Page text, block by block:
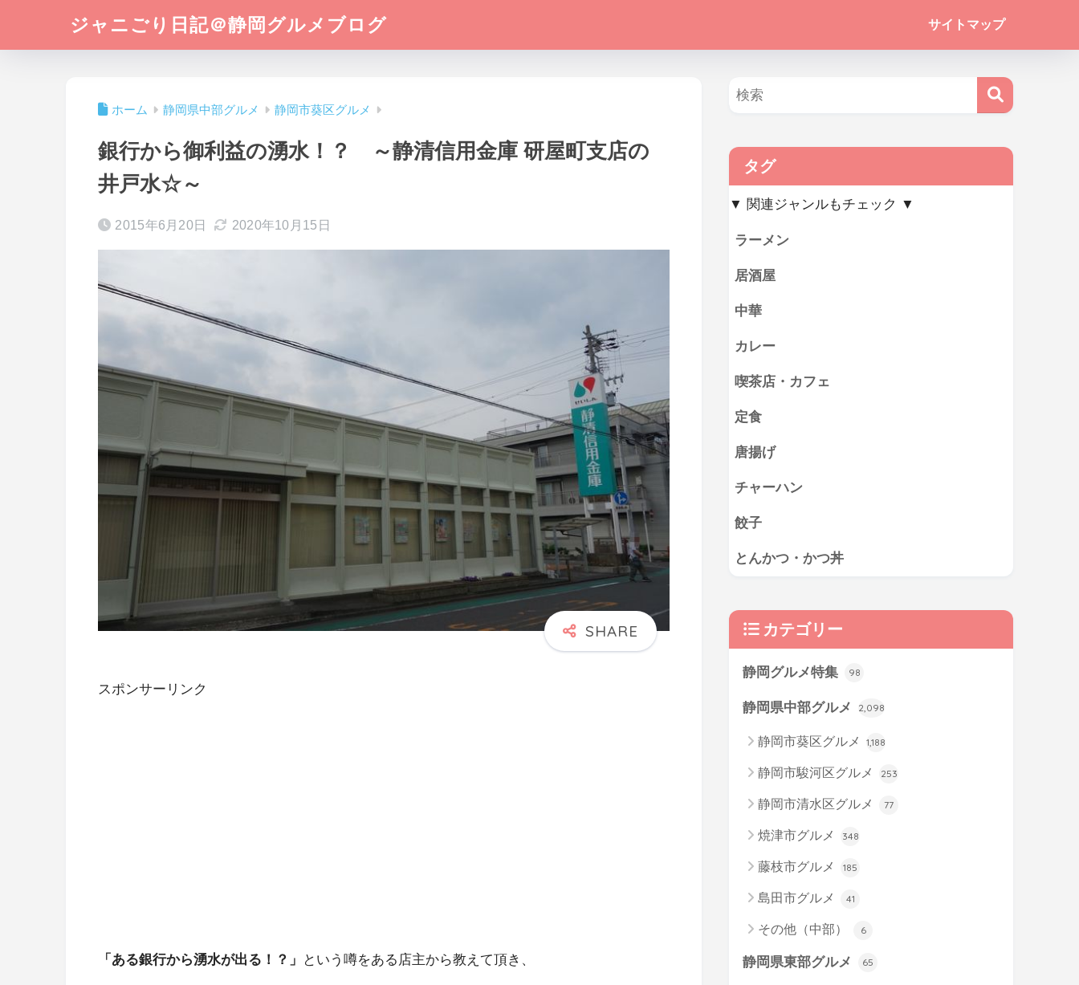
ジャニごり日記＠静岡グルメブログ サイトマップ
ホーム 静岡県中部グルメ 静岡市葵区グルメ
銀行から御利益の湧水！？ ～静清信用金庫 研屋町支店の
井戸水☆～
2015年6月20日 2020年10月15日
スポンサーリンク
「ある銀行から湧水が出る！？」 という噂をある店主から教えて頂き、
タグ
▼ 関連ジャンルもチェック ▼
ラーメン
居酒屋
中華
カレー
喫茶店・カフェ
定食
唐揚げ
チャーハン
餃子
とんかつ・かつ丼
カテゴリー
静岡グルメ特集 98
静岡県中部グルメ 2,098
静岡市葵区グルメ 1,188
静岡市駿河区グルメ 253
静岡市清水区グルメ 77
焼津市グルメ 348
藤枝市グルメ 185
島田市グルメ 41
その他（中部） 6
静岡県東部グルメ 65